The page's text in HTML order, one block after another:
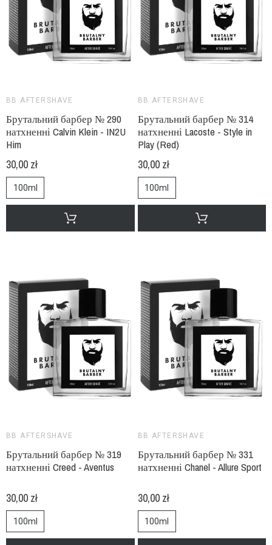
BB AFTERSHAVE
Брутальний барбер № 290
натхненні Calvin Klein - IN2U
Him
30,00 zł
100ml
BB AFTERSHAVE
Брутальний барбер № 314
натхненні Lacoste - Style in
Play (Red)
30,00 zł
100ml
BB AFTERSHAVE
Брутальний барбер № 319
натхненні Creed - Aventus
30,00 zł
100ml
BB AFTERSHAVE
Брутальний барбер № 331
натхненні Chanel - Allure Sport
30,00 zł
100ml